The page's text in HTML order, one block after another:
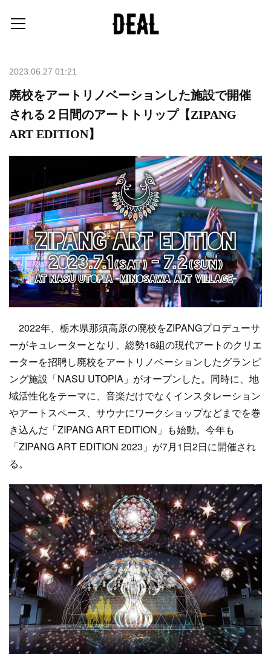
2023.06.27 01:21
廃校をアートリノベーションした施設で開催
される２日間のアートトリップ【ZIPANG
ART EDITION】
2022年、栃木県那須高原の廃校をZIPANGプロデューサ
ーがキュレーターとなり、総勢16組の現代アートのクリエ
ーターを招聘し廃校をアートリノベーションしたグランピ
ング施設「NASU UTOPIA」がオープンした。同時に、地
域活性化をテーマに、音楽だけでなくインスタレーション
やアートスペース、サウナにワークショップなどまでを巻
き込んだ「ZIPANG ART EDITION」も始動。今年も
「ZIPANG ART EDITION 2023」が7月1日2日に開催され
る。